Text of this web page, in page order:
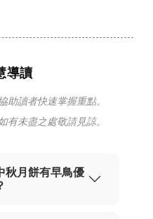
導讀
助讀者快速掌握重點。
有未盡之處敬請見諒。
秋月餅有早鳥優